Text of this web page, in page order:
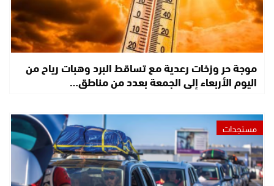
موجة حر وزخات رعدية مع تساقط البرد وهبات رياح من
اليوم الأربعاء إلى الجمعة بعدد من مناطق…
مستجدات